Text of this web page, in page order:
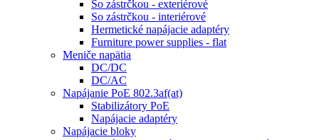
So zástrčkou - exteriérové
So zástrčkou - interiérové
Hermetické napájacie adaptéry
Furniture power supplies - flat
Meniče napätia
DC/DC
DC/AC
Napájanie PoE 802.3af(at)
Stabilizátory PoE
Napájacie adaptéry
Napájacie bloky